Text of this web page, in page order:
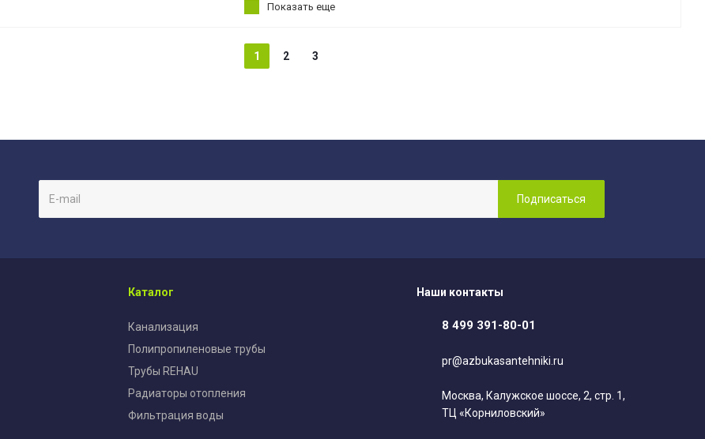
Показать еще
1 2 3
Каталог
Канализация
Полипропиленовые трубы
Трубы REHAU
Радиаторы отопления
Фильтрация воды
Наши контакты
8 499 391-80-01
pr@azbukasantehniki.ru
Москва, Калужское шоссе, 2, стр. 1,
ТЦ «Корниловский»